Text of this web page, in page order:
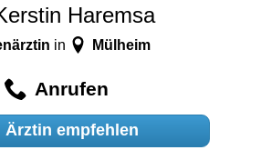
Haremsa
in Mülheim
Anrufen
Ärztin empfehlen